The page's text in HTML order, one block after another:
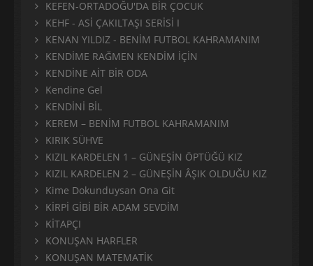
KEFEN-ORTADOĞU'DA BİR ÇOCUK
KEHF - ASİ ÇAKILTAŞI SERİSİ I
KENAN YILDIZ - BENİM FUTBOL KAHRAMANIM
KENDİME RAĞMEN KENDİM İÇİN
KENDİNE AİT BİR ODA
Kendine Gel
KENDİNİ BİL
KEREM – BENİM FUTBOL KAHRAMANIM
KIRIK SÜHVE
KIZIL KARDELEN 1 – GÜNEŞİN ÖPTÜĞÜ KIZ
KIZIL KARDELEN 2 – GÜNEŞİN ÂŞIK OLDUĞU KIZ
Kime Dokunduysan Ona Git
KİRPİ GİBİ BİR ADAM SEVDİM
KİTAPÇI
KONUŞAN HARFLER
KONUŞAN MATEMATİK